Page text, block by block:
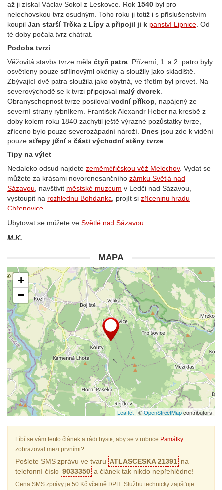
až ji získal Václav Sokol z Leskovce. Rok 1540 byl pro
nelechovskou tvrz osudným. Toho roku ji totiž i s příslušenstvím
koupil Jan starší Trčka z Lípy a připojil ji k panství Lipnice . Od
té doby počala tvrz chátrat.
Podoba tvrzi
Věžovitá stavba tvrze měla čtyři patra . Přízemí, 1. a 2. patro byly
osvětleny pouze střílnovými okénky a sloužily jako skladiště.
Zbývající dvě patra sloužila jako obytná, ve třetím byl prevet. Na
severovýchodě se k tvrzi připojoval malý dvorek
Obranyschopnost tvrze posiloval vodní příkop , napájený ze
severní strany rybníkem. František Alexandr Heber na kresbě z
doby kolem roku 1840 zachytil ještě výrazné pozůstatky tvrze,
zříceno bylo pouze severozápadní nároží. Dnes jsou zde k vidění
pouze střepy jižnía části východní stěny tvrze
Tipy na výlet
Nedaleko odsud najdete zeměměřičskou věž Melechov. Vydat se
můžete za krásami novorenesančního zámku Světlá nad
Sázavou , navštívit městské muzeum v Ledči nad Sázavou,
vystoupit na rozhlednu Bohdanka , projít si zříceninu hradu
Chřenovice
Ubytovat se můžete ve Světlé nad Sázavou
M.K.
MAPA
+
−
Leaflet | ©OpenStreetMapcontributors
Líbí se vám tento článek a rádi byste, aby se v rubrice Památky
zobrazoval mezi prvními?
Pošlete SMS zprávu ve tvaru ATLASCESKA 21391 na
telefonní číslo 9033350 a článek tak nikdo nepřehlédne!
Cena SMS zprávy je 50 Kč včetně DPH. Službu technicky zajišťuje